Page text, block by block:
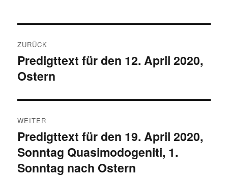
ZURÜCK
Vorheriger
Beitrag:
Predigttext für den 12. April 2020,
Ostern
WEITER
Nächster
Beitrag:
Predigttext für den 19. April 2020,
Sonntag Quasimodogeniti, 1.
Sonntag nach Ostern